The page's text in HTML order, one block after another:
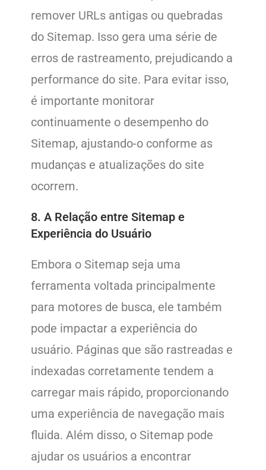
remover URLs antigas ou quebradas
do Sitemap. Isso gera uma série de
erros de rastreamento, prejudicando a
performance do site. Para evitar isso,
é importante monitorar
continuamente o desempenho do
Sitemap, ajustando-o conforme as
mudanças e atualizações do site
ocorrem.
8. A Relação entre Sitemap e
Experiência do Usuário
Embora o Sitemap seja uma
ferramenta voltada principalmente
para motores de busca, ele também
pode impactar a experiência do
usuário. Páginas que são rastreadas e
indexadas corretamente tendem a
carregar mais rápido, proporcionando
uma experiência de navegação mais
fluida. Além disso, o Sitemap pode
ajudar os usuários a encontrar